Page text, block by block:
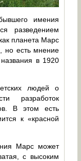
имения
разведением
планета Марс
но есть мнение
в 1920
людей о
разработок
В этом есть
к «красной
Марс может
с высоким